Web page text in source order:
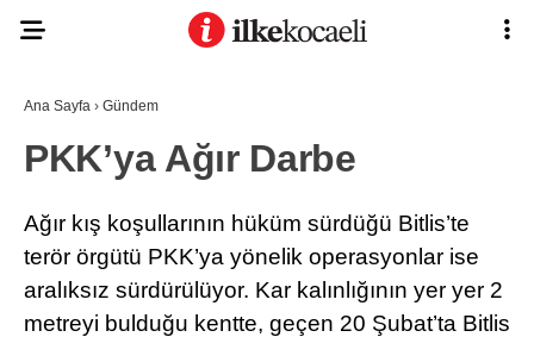
Ana Sayfa › Gündem
PKK’ya Ağır Darbe
Ağır kış koşullarının hüküm sürdüğü Bitlis’te
terör örgütü PKK’ya yönelik operasyonlar ise
aralıksız sürdürülüyor. Kar kalınlığının yer yer 2
metreyi bulduğu kentte, geçen 20 Şubat’ta Bitlis